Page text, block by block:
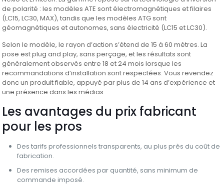
de polarité : les modèles ATE sont électromagnétiques et filaires
(LC15, LC30, MAX), tandis que les modèles ATG sont
géomagnétiques et autonomes, sans électricité (LC15 et LC30).
Selon le modèle, le rayon d’action s’étend de 15 à 60 mètres. La
pose est plug and play, sans perçage, et les résultats sont
généralement observés entre 18 et 24 mois lorsque les
recommandations d’installation sont respectées. Vous revendez
donc un produit fiable, appuyé par plus de 14 ans d’expérience et
une présence dans les médias.
Les avantages du prix fabricant
pour les pros
Des tarifs professionnels transparents, au plus près du coût de
fabrication.
Des remises accordées par quantité, sans minimum de
commande imposé.